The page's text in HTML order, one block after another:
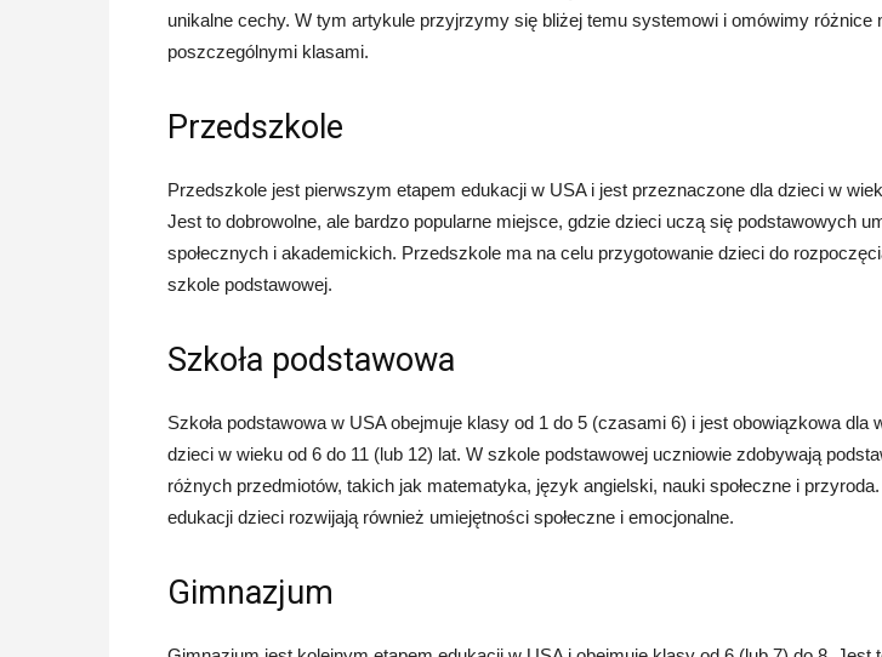
unikalne cechy. W tym artykule przyjrzymy się bliżej temu systemowi i omówimy różnice
poszczególnymi klasami.
Przedszkole
Przedszkole jest pierwszym etapem edukacji w USA i jest przeznaczone dla dzieci w
Jest to dobrowolne, ale bardzo popularne miejsce, gdzie dzieci uczą się podstawowych
społecznych i akademickich. Przedszkole ma na celu przygotowanie dzieci do
szkole podstawowej.
Szkoła podstawowa
Szkoła podstawowa w USA obejmuje klasy od 1 do 5 (czasami 6) i jest obowiązkowa dla
dzieci w wieku od 6 do 11 (lub 12) lat. W szkole podstawowej uczniowie zdobywają
różnych przedmiotów, takich jak matematyka, język angielski, nauki społeczne i
edukacji dzieci rozwijają również umiejętności społeczne i emocjonalne.
Gimnazjum